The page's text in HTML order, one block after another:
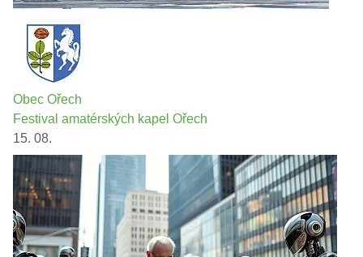
Obec Ořech
Festival amatérských kapel Ořech
15. 08.